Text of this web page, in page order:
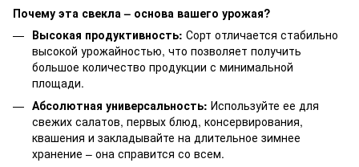
Почему эта свекла – основа вашего урожая?
Высокая продуктивность: Сорт отличается стабильно
высокой урожайностью, что позволяет получить
большое количество продукции с минимальной
площади.
Абсолютная универсальность: Используйте ее для
свежих салатов, первых блюд, консервирования,
квашения и закладывайте на длительное зимнее
хранение – она справится со всем.